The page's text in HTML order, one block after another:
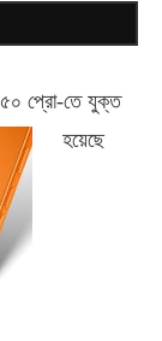
৫০ প্রো-তে যুক্ত
হয়েছে